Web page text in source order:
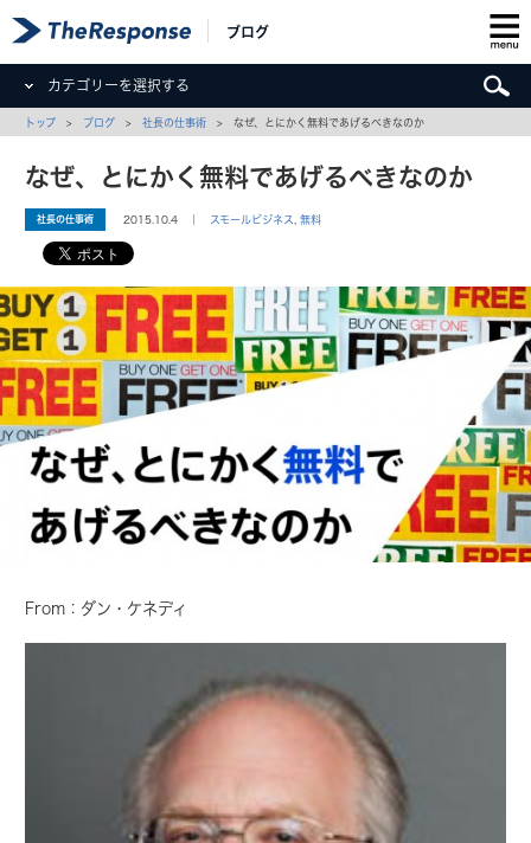
ブログ
カテゴリーを選択する
トップ > ブログ >社長の仕事術 > なぜ、とにかく無料であげるべきなのか
なぜ、とにかく無料であげるべきなのか
社長の仕事術 2015.10.4 ｜ スモールビジネス ,無料
From：ダン・ケネディ